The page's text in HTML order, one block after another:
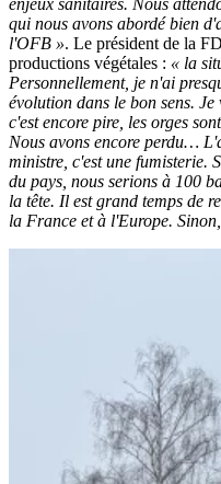
enjeux sanitaires. Nous
qui nous avons abordé bien
l'OFB ». Le président de la
productions végétales : « la
Personnellement, je n'ai
évolution dans le bon sens.
c'est encore pire, les orges
Nous avons encore perdu…
ministre, c'est une fumisterie.
du pays, nous serions à 100
la tête. Il est grand temps de
la France et à l'Europe.